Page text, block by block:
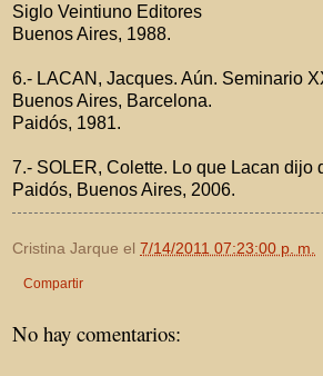
Siglo Veintiuno Editores
Buenos Aires, 1988.
6.- LACAN, Jacques. Aún. Seminario
Buenos Aires, Barcelona.
Paidós, 1981.
7.- SOLER, Colette. Lo que Lacan dijo
Paidós, Buenos Aires, 2006.
Cristina Jarque el 7/14/2011 07:23:00 p. m.
Compartir
No hay comentarios: